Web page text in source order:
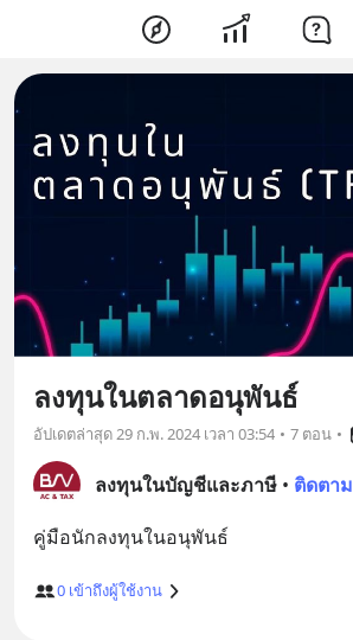
ลงทุนในตลาดอนุพันธ์
อัปเดตล่าสุด29 ก.พ. 2024 เวลา 03:54 • 7 ตอน •
ลงทุนในบัญชีและภาษี • ติดตาม
0 เข้าถึงผู้ใช้งาน